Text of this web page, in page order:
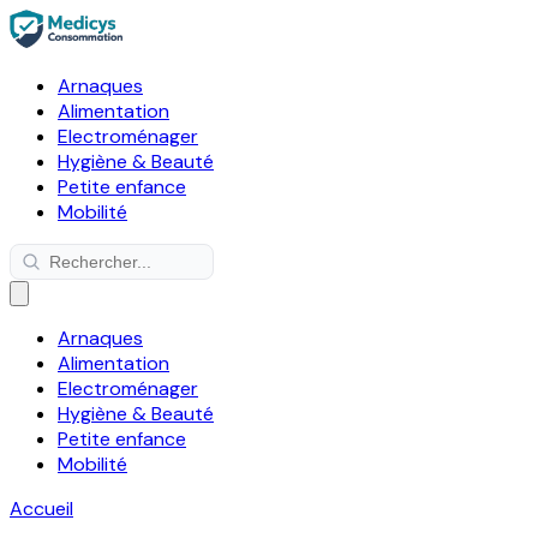
Arnaques
Alimentation
Electroménager
Hygiène & Beauté
Petite enfance
Mobilité
Arnaques
Alimentation
Electroménager
Hygiène & Beauté
Petite enfance
Mobilité
Accueil